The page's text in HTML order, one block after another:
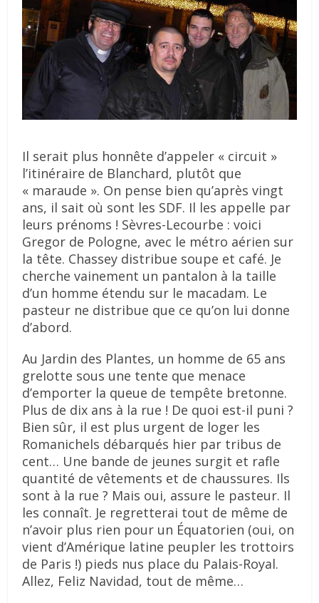
Il serait plus honnête d’appeler « circuit »
l’itinéraire de Blanchard, plutôt que
« maraude ». On pense bien qu’après vingt
ans, il sait où sont les SDF. Il les appelle par
leurs prénoms ! Sèvres-Lecourbe : voici
Gregor de Pologne, avec le métro aérien sur
la tête. Chassey distribue soupe et café. Je
cherche vainement un pantalon à la taille
d’un homme étendu sur le macadam. Le
pasteur ne distribue que ce qu’on lui donne
d’abord.
Au Jardin des Plantes, un homme de 65 ans
grelotte sous une tente que menace
d’emporter la queue de tempête bretonne.
Plus de dix ans à la rue ! De quoi est-il puni ?
Bien sûr, il est plus urgent de loger les
Romanichels débarqués hier par tribus de
cent… Une bande de jeunes surgit et rafle
quantité de vêtements et de chaussures. Ils
sont à la rue ? Mais oui, assure le pasteur. Il
les connaît. Je regretterai tout de même de
n’avoir plus rien pour un Équatorien (oui, on
vient d’Amérique latine peupler les trottoirs
de Paris !) pieds nus place du Palais-Royal.
Allez, Feliz Navidad, tout de même…